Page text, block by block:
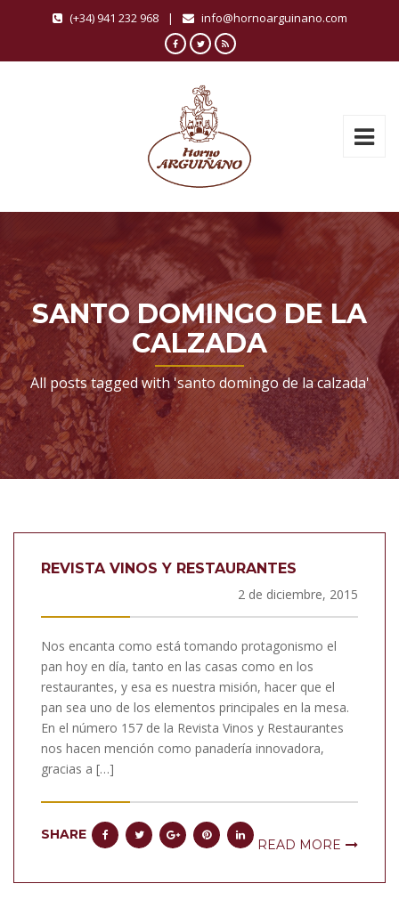
(+34) 941 232 968 | info@hornoarguinano.com
SANTO DOMINGO DE LA
CALZADA
All posts tagged with 'santo domingo de la calzada'
REVISTA VINOS Y RESTAURANTES
2 de diciembre, 2015
Nos encanta como está tomando protagonismo el
pan hoy en día, tanto en las casas como en los
restaurantes, y esa es nuestra misión, hacer que el
pan sea uno de los elementos principales en la mesa.
En el número 157 de la Revista Vinos y Restaurantes
nos hacen mención como panadería innovadora,
gracias a […]
SHARE
READ MORE